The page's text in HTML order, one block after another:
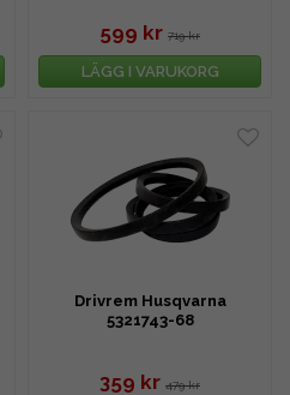
599 kr 719 kr
LÄGG I VARUKORG
Drivrem Husqvarna
5321743-68
359 kr 479 kr